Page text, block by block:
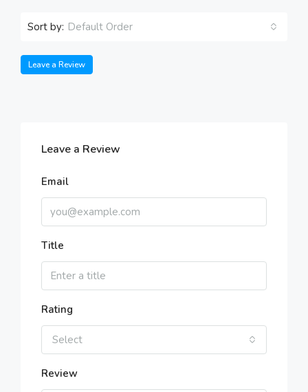
19
Sort by: Default Order
Leave a Review
Leave a Review
Email
Title
Rating
Select
Review